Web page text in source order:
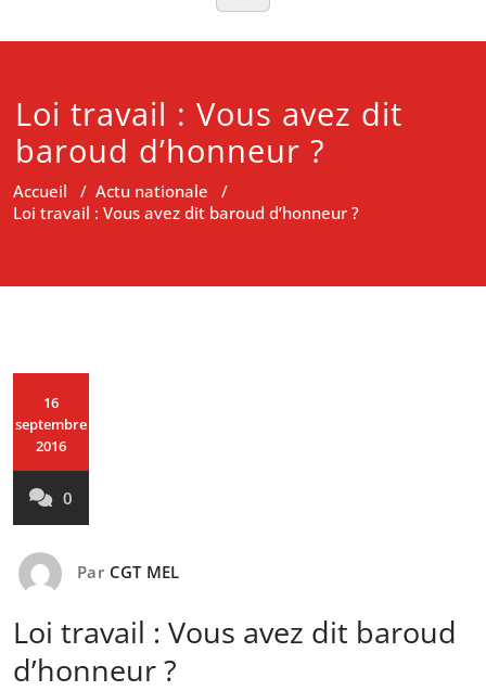
Loi travail : Vous avez dit
baroud d’honneur ?
Accueil / Actu nationale /
Loi travail : Vous avez dit baroud d’honneur ?
16
septembre
2016
0
Par CGT MEL
Loi travail : Vous avez dit baroud
d’honneur ?